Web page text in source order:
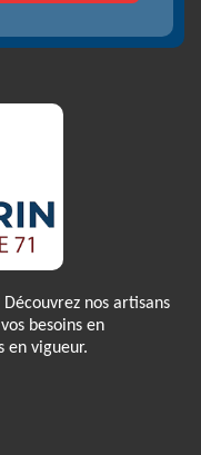
nos artisans
besoins en
en vigueur.